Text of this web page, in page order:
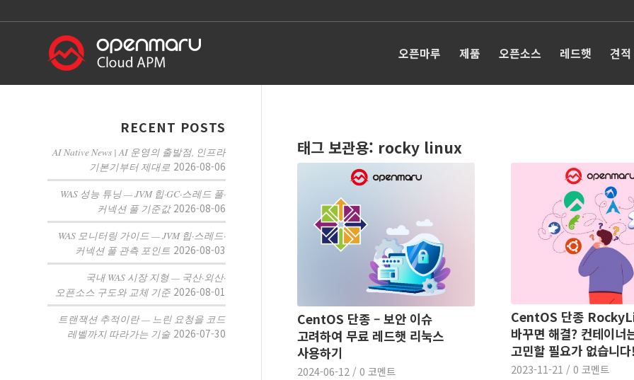
오픈마루 제품 오픈소스 레드햇 견적
태그 보관용: rocky linux
CentOS 단종 – 보안 이슈
고려하여 무료 레드햇 리눅스
사용하기
2024-06-12 / 0 코멘트
CentOS 단종
바꾸면 해결? 컨테이너
고민할 필요가 없습니다!
2023-11-21 / 0 코멘트
RECENT POSTS
AI Native News | AI 운영의 출발점, 인프라
기본기부터 제대로 2026-08-06
WAS 성능 튜닝 — JVM 힙·GC·스레드 풀·
커넥션 풀 기준값 2026-08-06
WAS 모니터링 가이드 — JVM 힙·스레드·
커넥션 풀 관측 포인트 2026-08-03
국내 WAS 시장 지형 — 국산·외산·
오픈소스 구도와 교체 기준 2026-08-01
트랜잭션 추적이란 — 느린 요청을 코드
레벨까지 따라가는 기술 2026-07-30